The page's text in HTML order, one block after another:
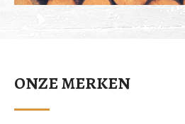
ONZE MERKEN